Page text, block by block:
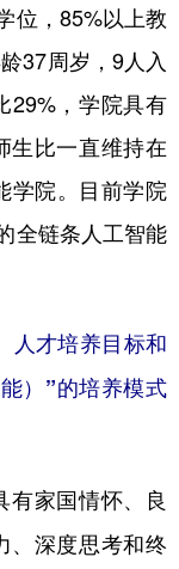
位，85%以上教
37周岁，9人入
29%，学院具有
生比一直维持在
学院。目前学院
全链条人工智能
人才培养目标和
）”的培养模式
有家国情怀、良
、深度思考和终